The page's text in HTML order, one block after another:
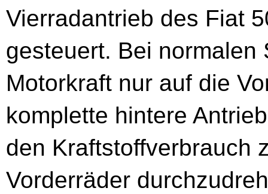
Vierradantrieb des Fiat
gesteuert. Bei
Motorkraft nur auf die
komplette hintere
den Kraftstoffverbrauch
Vorderräder